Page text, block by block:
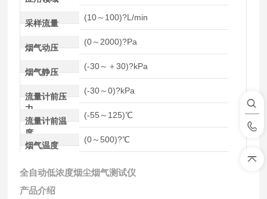
采样流量
(10～100)?L/min
烟气动压
(0～2000)?Pa
烟气静压
(-30～＋30)?kPa
流量计前压
力
(-30～0)?kPa
流量计前温
度
(-55～125)℃
烟气温度
(0～500)?℃
全自动低浓度烟尘烟气测试仪
产品介绍